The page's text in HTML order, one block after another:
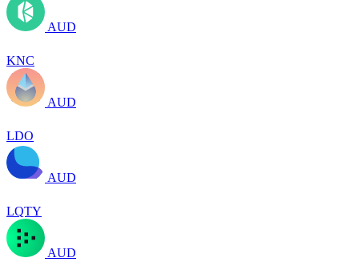
AUD
KNC
AUD
LDO
AUD
LQTY
AUD